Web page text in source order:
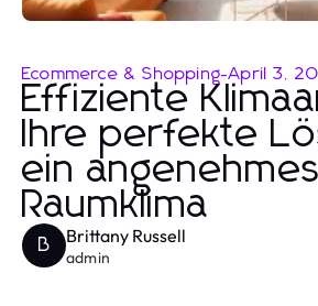
Ecommerce & Shopping-April 3,
Effiziente
Ihre perfekte
ein angenehmes
Raumklima
B Brittany Russell
admin